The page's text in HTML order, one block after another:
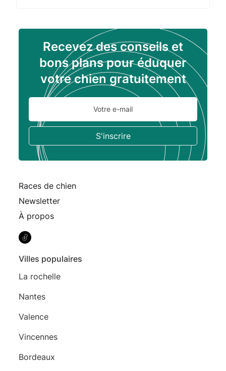
Recevez des conseils et
bons plans pour éduquer
votre chien gratuitement
Races de chien
Newsletter
À propos
Villes populaires
La rochelle
Nantes
Valence
Vincennes
Bordeaux